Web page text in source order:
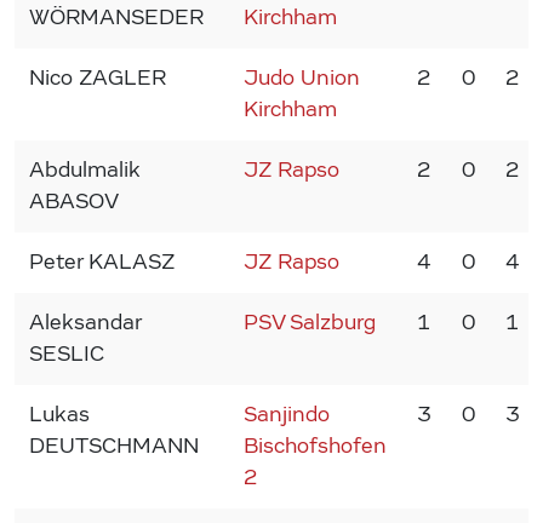
WÖRMANSEDER
Kirchham
Nico ZAGLER
Judo Union
Kirchham
2 0 2
Abdulmalik
ABASOV
JZ Rapso 2 0 2
Peter KALASZ JZ Rapso 4 0 4
Aleksandar
SESLIC
PSV Salzburg 1 0 1
Lukas
DEUTSCHMANN
Sanjindo
Bischofshofen
2
3 0 3